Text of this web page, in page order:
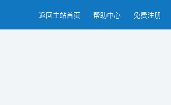
返回主站首页 帮助中心 免费注册